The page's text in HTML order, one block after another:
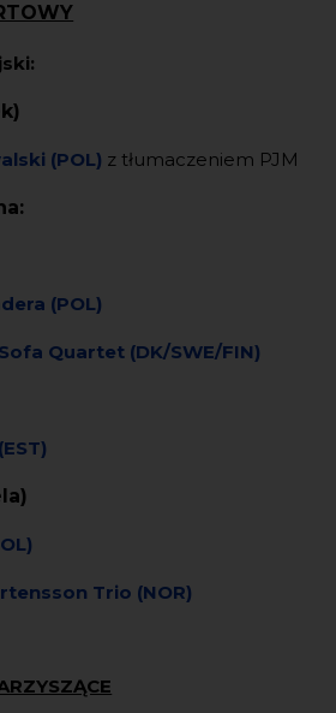
(POL) z tłumaczeniem PJM
(POL)
Quartet (DK/SWE/FIN)
Trio (NOR)